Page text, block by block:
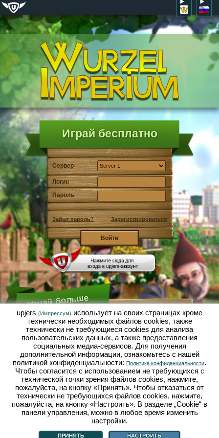
Играй бесплатно
Сервер
Логин
Пароль
Забыт пароль? Зарегистрироваться
Узнай больше
Что такое Садовая Империя?
Садовая Империя - это экономический симулятор, в
котором всё вертится вокруг микрокосмоса сад-
огород. Эта бесплатная браузерная игра онлайн
открывается полностью в твоём браузере без
каких-либо скачиваний или установки каких-либо
программ! Играя роль гнома-садовода ты
выращиваешь в Садовой Империи свой
собственный маленький садовый рай. Сеять,
сажать, поливать, собирать урожай: у тебя есть
выбор между разными сортами овощей и фруктов:
помидорами, репчатым луком, клубникой, морковью
или может ещё лучше, салатом? Посети городок
Дачное, в нём ты можешь торговать с другими
садоводами, покупать новые растения и декор,
выполнять желания твоих покупателей и
Что такое Садовая Империя?|Сюжет
Импрессум|Браузерные игры - Upjers.com|Настроить cookies
upjers (Импрессум) использует на своих страницах кроме
технически необходимых файлов сookies, также
технически не требующиеся cookies для анализа
пользовательских данных, а также предоставления
социальных медиа-сервисов. Для получения
дополнительной информации, ознакомьтесь с нашей
политикой конфиденциальности: Политика конфиденциальности.
Чтобы согласится с использованием не требующихся с
технической точки зрения файлов cookies, нажмите,
пожалуйста, на кнопку «Принять». Чтобы отказаться от
технически не требующихся файлов cookies, нажмите,
пожалуйста, на кнопку «Настроить». В разделе „Cookie“ в
панели управления, можно в любое время изменить
настройки.
ПРИНЯТЬ НАСТРОИТЬ